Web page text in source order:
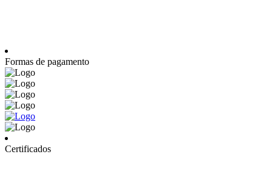
Formas de pagamento
Certificados